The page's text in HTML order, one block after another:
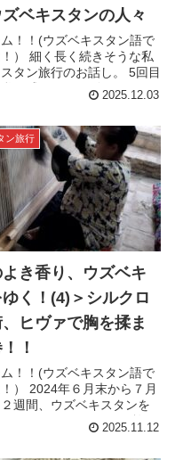
ズベキスタンの人々
！！(ウズベキスタン語で
） 細く長く続きそうな私
タン旅行のお話し。 5回目
私が感じた、ウズベキスタ
を挙げてみたいと思う。 こ
2025.12.03
ン旅行
よき香り、ウズベキ
く！(4)＞シルクロ
ヒヴァで胸を揉ま
！
！！(ウズベキスタン語で
） 2024年６月末から７月
週間、ウズベキスタンを
。 こちら、ハイライト 旅の
うのは、現地の人々と触れ
2025.11.12